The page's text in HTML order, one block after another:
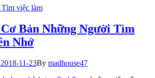
Tìm việc làm
Bản Những Người Tìm
Nhớ
2018-11-23By madhouse47